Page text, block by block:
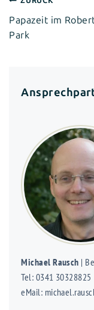
Papazeit im
Park
Michael Rausch |
Tel: 0341 30328825
eMail: